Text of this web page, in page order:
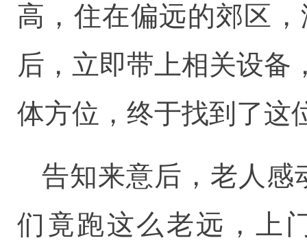
高，住在偏远的郊区
后，立即带上相关设备
体方位，终于找到了这
告知来意后，老人感
们竟跑这么老远，上